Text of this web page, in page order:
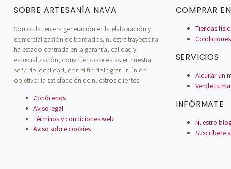
SOBRE ARTESANÍA NAVA
Somos la tercera generación en la elaboración y
comercialización de bordados, nuestra trayectoria
ha estado centrada en la garantía, calidad y
especialización, convirtiéndose éstas en nuestra
seña de identidad, con el fin de lograr un único
objetivo: la satisfacción de nuestros clientes.
Conócenos
Aviso legal
Términos y condiciones web
Aviso sobre cookies
COMPRAR
Tiendas
SERVICIOS
Alquilar un
Vende tu
INFÓRMATE
Nuestro blog
Suscríbete